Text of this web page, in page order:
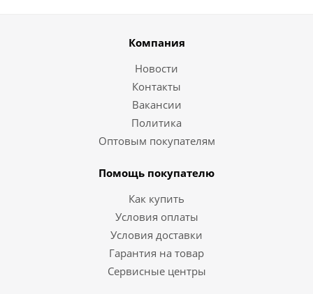
Компания
Новости
Контакты
Вакансии
Политика
Оптовым покупателям
Помощь покупателю
Как купить
Условия оплаты
Условия доставки
Гарантия на товар
Сервисные центры